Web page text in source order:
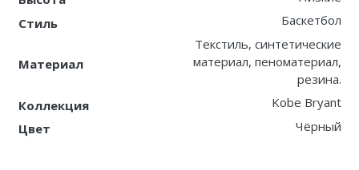
Стиль
Баскетбол
Материал
Текстиль, синтетические
материал, пеноматериал,
резина.
Коллекция
Kobe Bryant
Цвет
Чёрный